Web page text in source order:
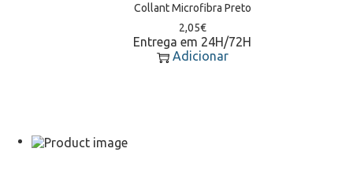
Collant Microfibra Preto
2,05€
Entrega em 24H/72H
Adicionar